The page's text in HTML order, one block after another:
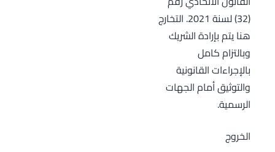
(32) لسنة 2021. التخارج
هنا يتم بإرادة الشريك
وبالتزام كامل
بالإجراءات القانونية
والتوثيق أمام الجهات
الرسمية.
الخروج